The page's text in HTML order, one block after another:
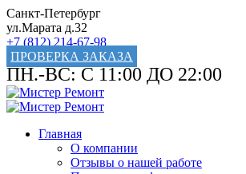
Санкт-Петербург
ул.Марата д.32
+7 (812) 214-67-98
ПРОВЕРКА ЗАКАЗА
ПН.-ВС: С 11:00 ДО 22:00
Главная
О компании
Отзывы о нашей работе